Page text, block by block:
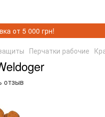
от 5 000 грн!
Перчатки рабочие
отзыв